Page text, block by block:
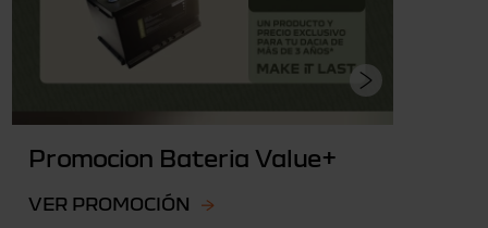
Promocion Bateria Value+
VER PROMOCIÓN